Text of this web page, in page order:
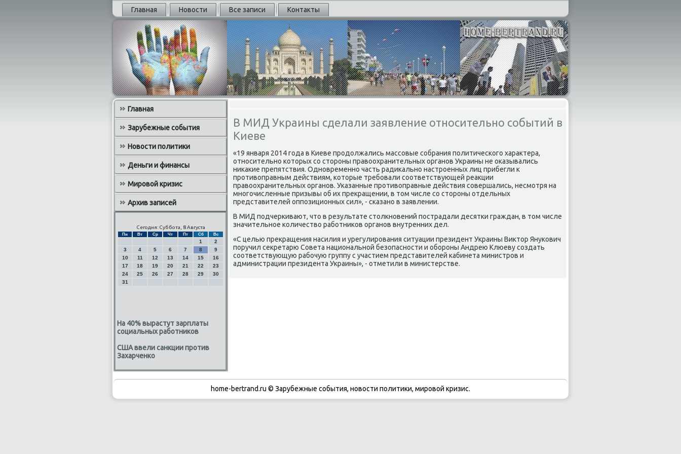
Главная Новости Все записи Контакты
Главная
Зарубежные события
Новости политики
Деньги и финансы
Мировой кризис
Архив записей
Сегодня: Суббота, 8 Августа
Пн Вт Ср Чт Пт Сб Вс
1
2
3
4 5 6 7 8
9
10
11 12 13 14 15
16
17
18 19 20 21 22
23
24
25 26 27 28 29
30
31
На 40% вырастут зарплаты
социальных работников
США ввели санкции против
Захарченко
В МИД Украины сделали заявление относительно событий в
Киеве
«19 января 2014 года в Киеве продолжались массовые собрания политического характера,
относительно которых со стороны правоохранительных органов Украины не оказывались
никакие препятствия. Одновременно часть радикально настроенных лиц прибегли к
противоправным действиям, которые требовали соответствующей реакции
правоохранительных органов. Указанные противоправные действия совершались, несмотря на
многочисленные призывы об их прекращении, в том числе со стороны отдельных
представителей оппозиционных сил», - сказано в заявлении.
В МИД подчеркивают, что в результате столкновений пострадали десятки граждан, в том числе
значительное количество работников органов внутренних дел.
«С целью прекращения насилия и урегулирования ситуации президент Украины Виктор Янукович
поручил секретарю Совета национальной безопасности и обороны Андрею Клюеву создать
соответствующую рабочую группу с участием представителей кабинета министров и
администрации президента Украины», - отметили в министерстве.
home-bertrand.ru © Зарубежные события, новости политики, мировой кризис.